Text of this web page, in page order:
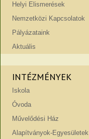
Helyi Elismerések
Nemzetközi Kapcsolatok
Pályázataink
Aktuális
INTÉZMÉNYEK
Iskola
Óvoda
Művelődési Ház
Alapítványok-Egyesületek